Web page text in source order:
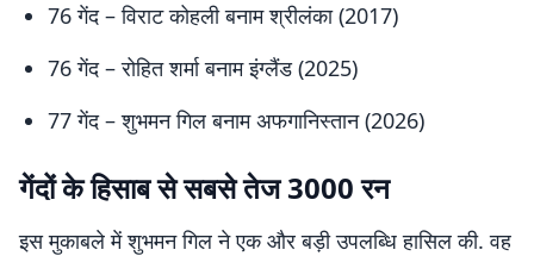
76 गेंद – विराट कोहली बनाम श्रीलंका (2017)
76 गेंद – रोहित शर्मा बनाम इंग्लैंड (2025)
77 गेंद – शुभमन गिल बनाम अफगानिस्तान (2026)
गेंदों के हिसाब से सबसे तेज 3000 रन
इस मुकाबले में शुभमन गिल ने एक और बड़ी उपलब्धि हासिल की. वह